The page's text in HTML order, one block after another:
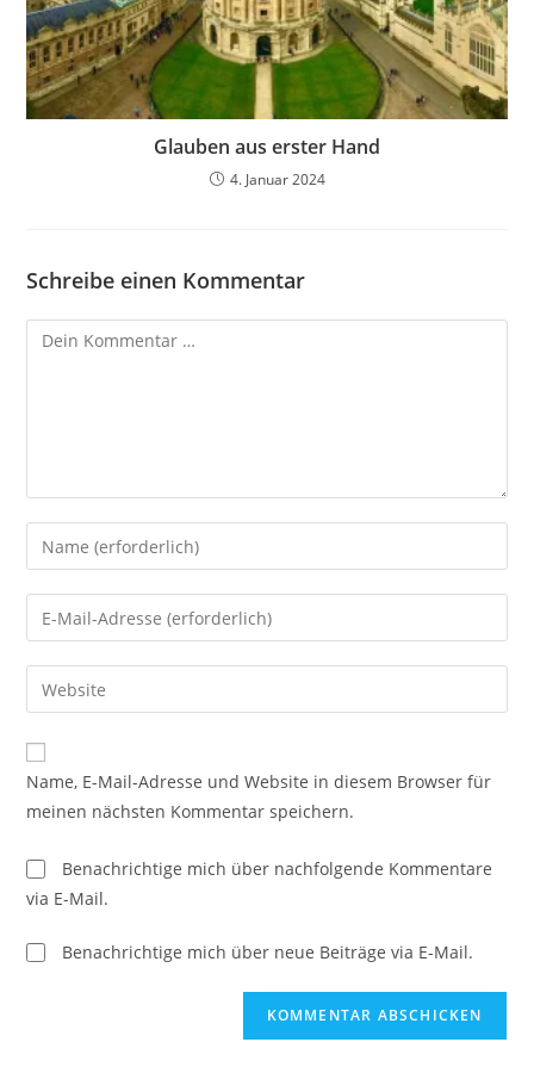
Glauben aus erster Hand
4. Januar 2024
Schreibe einen Kommentar
Name, E-Mail-Adresse und Website in diesem Browser für
meinen nächsten Kommentar speichern.
Benachrichtige mich über nachfolgende Kommentare
via E-Mail.
Benachrichtige mich über neue Beiträge via E-Mail.